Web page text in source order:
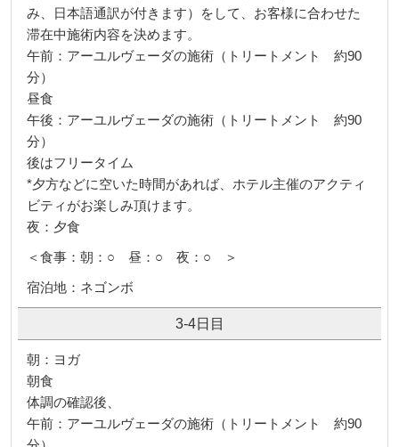
み、日本語通訳が付きます）をして、お客様に合わせた
滞在中施術内容を決めます。
午前：アーユルヴェーダの施術（トリートメント 約90
分）
昼食
午後：アーユルヴェーダの施術（トリートメント 約90
分）
後はフリータイム
*夕方などに空いた時間があれば、ホテル主催のアクティ
ビティがお楽しみ頂けます。
夜：夕食
＜食事：朝：○ 昼：○ 夜：○ ＞
宿泊地：ネゴンボ
3-4日目
朝：ヨガ
朝食
体調の確認後、
午前：アーユルヴェーダの施術（トリートメント 約90